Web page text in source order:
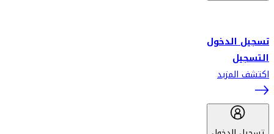
تسجيل الدخول
التسجيل
اكتشف المزيد